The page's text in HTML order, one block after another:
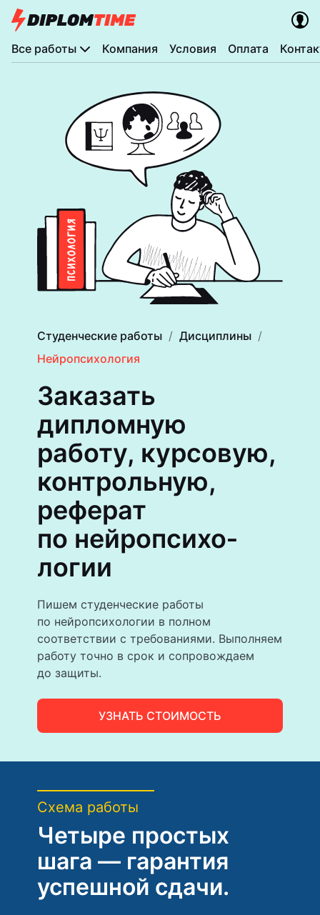
Все работы Компания Условия Оплата
Студенческие работы
Дисциплины
Нейропсихология
Заказать
дипломную
работу, курсовую,
контрольную,
реферат
по нейропсихо­
логии
Пишем студенческие работы
по нейропсихологии в полном
соответствии с требованиями. Выполняем
работу точно в срок и сопровождаем
до защиты.
УЗНАТЬ СТОИМОСТЬ
Схема работы
Четыре простых
шага — гарантия
успешной сдачи.